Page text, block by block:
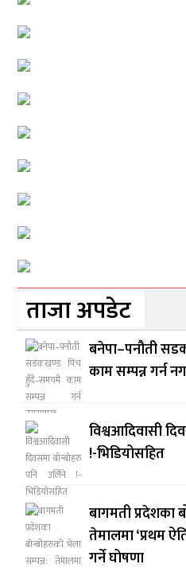
ताजा अपडेट
बनेपा–पनौती
काम सम्पन्न गर्न
विश्वआदिवासी
!-भिडियोसहित
बागमती प्रदेशका
तेमालमा ‘प्रथम
गर्ने घोषणा